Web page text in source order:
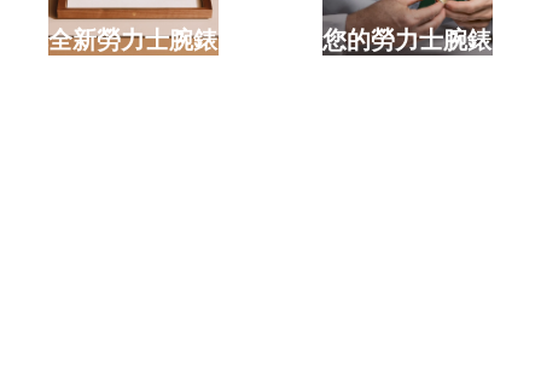
選購全新勞力士腕錶 檢修您的勞力士腕錶